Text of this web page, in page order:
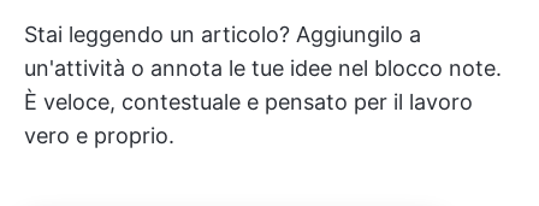
Stai leggendo un articolo? Aggiungilo a
un'attività o annota le tue idee nel blocco note.
È veloce, contestuale e pensato per il lavoro
vero e proprio.